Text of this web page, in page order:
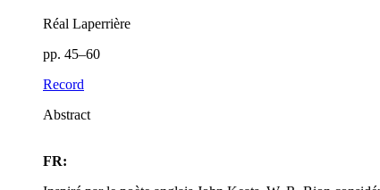
Réal Laperrière
pp. 45–60
Record
Abstract
FR: